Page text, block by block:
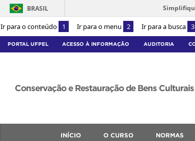
Ir para o conteúdo 1 Ir para o menu 2 Ir para a busca 3
BRASIL
PORTAL UFPEL ACESSO À INFORMAÇÃO AUDITORIA
Conservação e Restauração de Bens
INÍCIO O CURSO NORMAS